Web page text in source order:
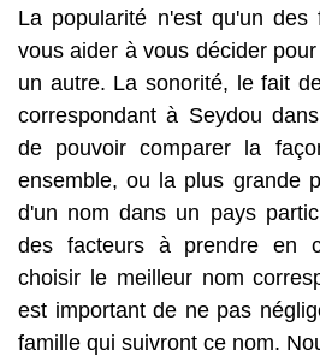
La popularité n'est qu'un des
vous aider à vous décider
un autre. La sonorité, le fait
correspondant à Seydou
de pouvoir comparer la
ensemble, ou la plus grande
d'un nom dans un pays
des facteurs à prendre en
choisir le meilleur nom
est important de ne pas
famille qui suivront ce nom.